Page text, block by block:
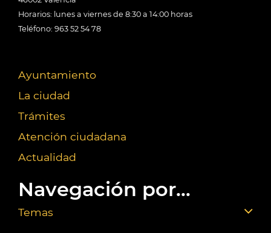
Horarios: lunes a viernes de 8:30 a 14:00 horas
Teléfono: 963 52 54 78
Ayuntamiento
La ciudad
Trámites
Atención ciudadana
Actualidad
Navegación por...
Temas